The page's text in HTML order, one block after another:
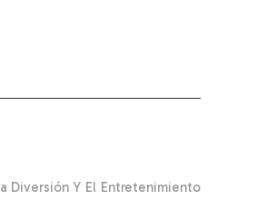
Diversión Y El Entretenimiento